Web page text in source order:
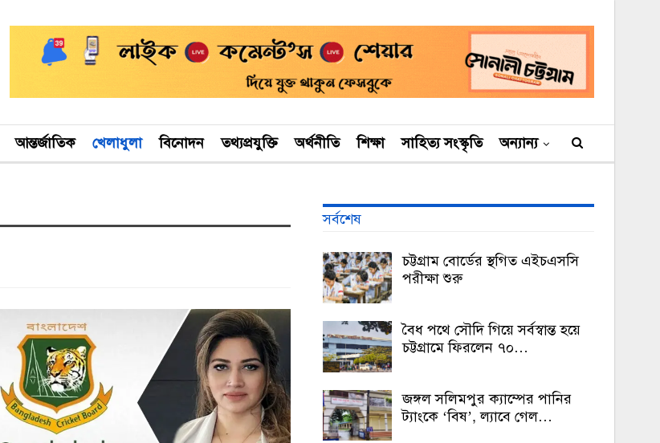
আন্তর্জাতিক খেলাধুলা বিনোদন তথ্যপ্রযুক্তি অর্থনীতি শিক্ষা সাহিত্য সংস্কৃতি অন্যান্য
সর্বশেষ
চট্টগ্রাম বোর্ডের স্থগিত এইচএসসি
পরীক্ষা শুরু
বৈধ পথে সৌদি গিয়ে সর্বস্বান্ত হয়ে
চট্টগ্রামে ফিরলেন ৭০…
জঙ্গল সলিমপুর ক্যাম্পের পানির
ট্যাংকে ‘বিষ’, ল্যাবে গেল…